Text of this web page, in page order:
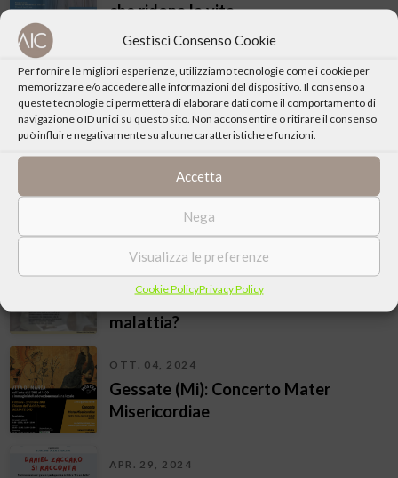
Gestisci Consenso Cookie
Per fornire le migliori esperienze, utilizziamo tecnologie come i cookie per
memorizzare e/o accedere alle informazioni del dispositivo. Il consenso a
queste tecnologie ci permetterà di elaborare dati come il comportamento di
navigazione o ID unici su questo sito. Non acconsentire o ritirare il consenso
può influire negativamente su alcune caratteristiche e funzioni.
Accetta
Nega
Visualizza le preferenze
Cookie PolicyPrivacy Policy
che ridona la vita
Cambiago (Mi): Educazione è
speranza. Serata a sostegno di AVSI
Gessate (Mi): Visita al Museo
Diocesano: Botticelli – L’adorazione
OTT. 21, 2024
Gessate (Mi): La cura della vita.
Perché il dolore, la sofferenza, la
malattia?
OTT. 04, 2024
Gessate (Mi): Concerto Mater
Misericordiae
APR. 29, 2024